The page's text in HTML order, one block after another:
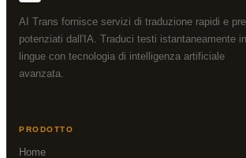
AI Trans fornisce servizi di traduzione rapidi e
potenziati dall'IA. Traduci testi istantaneamente
lingue con tecnologia di intelligenza artificiale
avanzata.
PRODOTTO
Home